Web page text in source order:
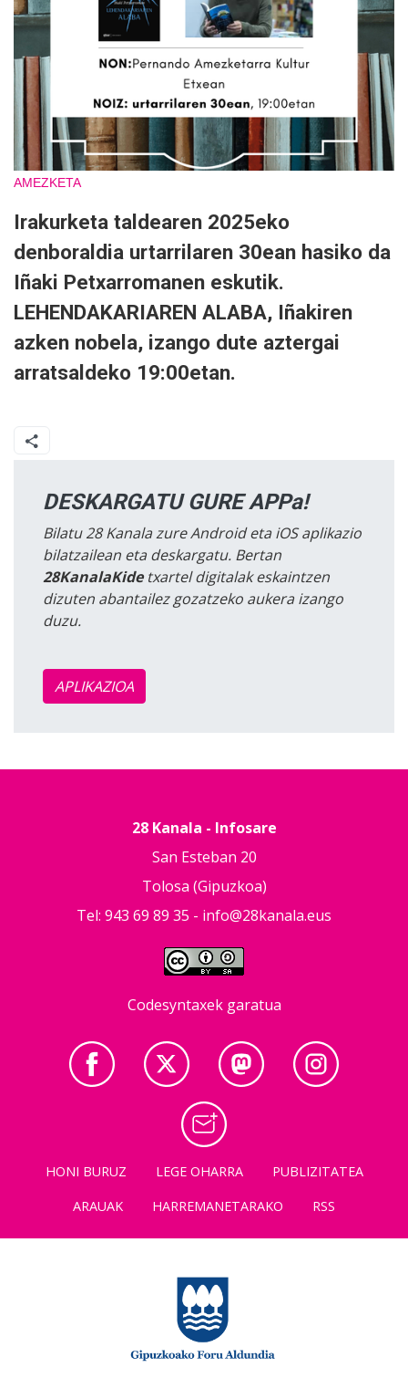
AMEZKETA
Irakurketa taldearen 2025eko
denboraldia urtarrilaren 30ean hasiko da
Iñaki Petxarromanen eskutik.
LEHENDAKARIAREN ALABA, Iñakiren
azken nobela, izango dute aztergai
arratsaldeko 19:00etan.
DESKARGATU GURE APPa!
Bilatu 28 Kanala zure Android eta iOS aplikazio
bilatzailean eta deskargatu. Bertan
28KanalaKidetxartel digitalak eskaintzen
dizuten abantailez gozatzeko aukera izango
duzu.
APLIKAZIOA
28 Kanala - Infosare
San Esteban 20
Tolosa (Gipuzkoa)
Tel: 943 69 89 35 - info@28kanala.eus
Codesyntaxek garatua
HONI BURUZ LEGE OHARRA
PUBLIZITATEA
ARAUAK
HARREMANETARAKO RSS